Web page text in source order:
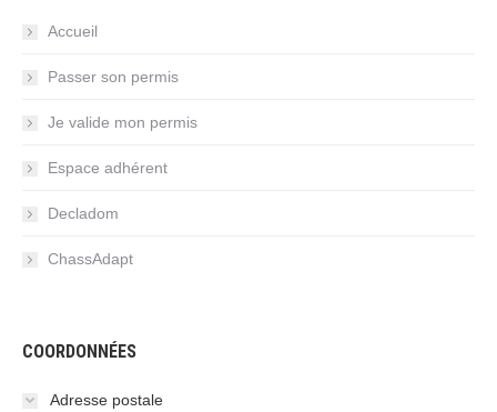
Accueil
Passer son permis
Je valide mon permis
Espace adhérent
Decladom
ChassAdapt
COORDONNÉES
Adresse postale